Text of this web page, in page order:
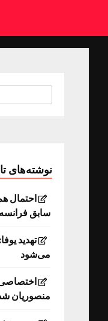
نوشته‌های
احتمال
سابق فرانسه
تهدید
می‌شود
منصوریان